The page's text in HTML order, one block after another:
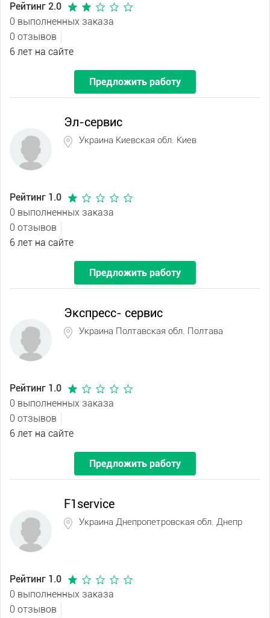
Рейтинг 2.0
0 выполненных заказа
0 отзывов
6 лет на сайте
Предложить работу
Эл-сервис
Украина Киевская обл. Киев
Рейтинг 1.0
0 выполненных заказа
0 отзывов
6 лет на сайте
Предложить работу
Экспресс- сервис
Украина Полтавская обл. Полтава
Рейтинг 1.0
0 выполненных заказа
0 отзывов
6 лет на сайте
Предложить работу
F1service
Украина Днепропетровская обл. Днепр
Рейтинг 1.0
0 выполненных заказа
0 отзывов